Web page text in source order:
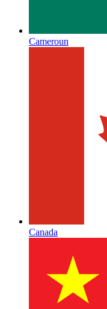
Cameroun
Canada